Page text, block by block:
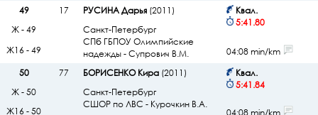
49 17 РУСИНА Дарья(2011)
Санкт-Петербург
СПб ГБПОУ Олимпийские
надежды - Супрович В.М.
Квал.
5:41.80
Ж - 49
Ж16 - 49
04:08 min/km
50
77 БОРИСЕНКО Кира(2011)
Санкт-Петербург
СШОР по ЛВС - Курочкин В.А.
Квал.
5:41.84
Ж - 50
Ж16 - 50